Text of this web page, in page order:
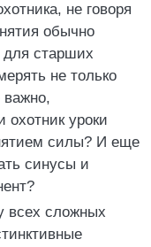
не говоря
обычно
для старших
не только
важно,
охотник уроки
силы? И еще
синусы и
всех сложных